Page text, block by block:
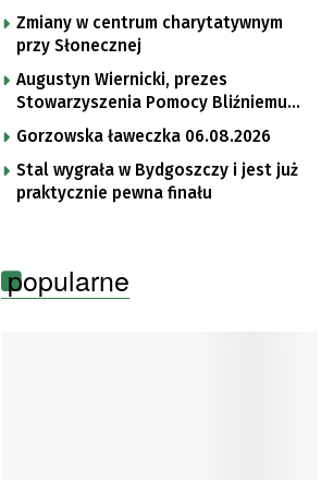
Zmiany w centrum charytatywnym
przy Słonecznej
Augustyn Wiernicki, prezes
Stowarzyszenia Pomocy Bliźniemu
im. Brata Krystyna
Gorzowska ławeczka 06.08.2026
Stal wygrała w Bydgoszczy i jest już
praktycznie pewna finału
popularne